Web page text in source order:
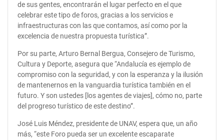
de sus gentes, encontrarán el lugar perfecto en el que
celebrar este tipo de foros, gracias a los servicios e
infraestructuras con las que contamos, así como por la
excelencia de nuestra propuesta turística”.
Por su parte, Arturo Bernal Bergua, Consejero de Turismo,
Cultura y Deporte, asegura que “Andalucía es ejemplo de
compromiso con la seguridad, y con la esperanza y la ilusión
de mantenernos en la vanguardia turística también en el
futuro. Y son ustedes [los agentes de viajes], cómo no, parte
del progreso turístico de este destino”.
José Luis Méndez, presidente de UNAV, espera que, un año
más, “este Foro pueda ser un excelente escaparate